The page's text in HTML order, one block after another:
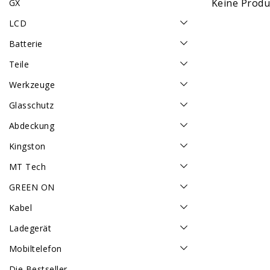
GX
LCD
Batterie
Teile
Werkzeuge
Glasschutz
Abdeckung
Kingston
MT Tech
GREEN ON
Kabel
Ladegerät
Mobiltelefon
Keine